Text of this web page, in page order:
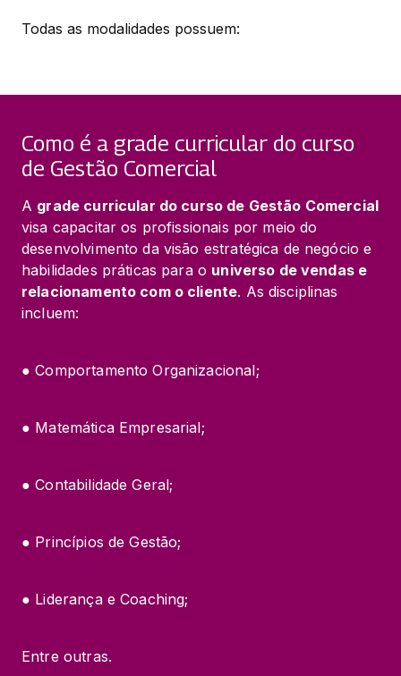
Todas as modalidades possuem:
Como é a grade curricular do curso
de Gestão Comercial
A grade curricular do curso de Gestão Comercial
visa capacitar os profissionais por meio do
desenvolvimento da visão estratégica de negócio e
habilidades práticas para o universo de vendas e
relacionamento com o cliente. As disciplinas
incluem:
● Comportamento Organizacional;
● Matemática Empresarial;
● Contabilidade Geral;
● Princípios de Gestão;
● Liderança e Coaching;
Entre outras.